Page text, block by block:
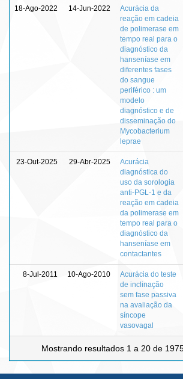
18-Ago-2022 14-Jun-2022
Acurácia da
reação em cadeia
de polimerase em
tempo real para o
diagnóstico da
hanseníase em
diferentes fases
do sangue
periférico : um
modelo
diagnóstico e de
disseminação do
Mycobacterium
leprae
23-Out-2025 29-Abr-2025
Acurácia
diagnóstica do
uso da sorologia
anti-PGL-1 e da
reação em cadeia
da polimerase em
tempo real para o
diagnóstico da
hanseníase em
contactantes
8-Jul-2011 10-Ago-2010
Acurácia do teste
de inclinação
sem fase passiva
na avaliação da
síncope
vasovagal
Mostrando resultados 1 a 20 de